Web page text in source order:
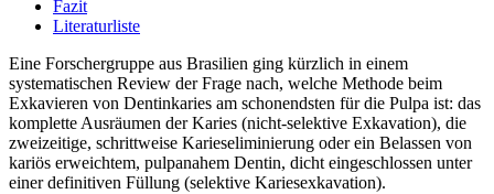
Fazit
Literaturliste
Eine Forschergruppe aus Brasilien ging kürzlich in einem
systematischen Review der Frage nach, welche Methode beim
Exkavieren von Dentinkaries am schonendsten für die Pulpa ist: das
komplette Ausräumen der Karies (nicht-selektive Exkavation), die
zweizeitige, schrittweise Karieseliminierung oder ein Belassen von
kariös erweichtem, pulpanahem Dentin, dicht eingeschlossen unter
einer definitiven Füllung (selektive Kariesexkavation).